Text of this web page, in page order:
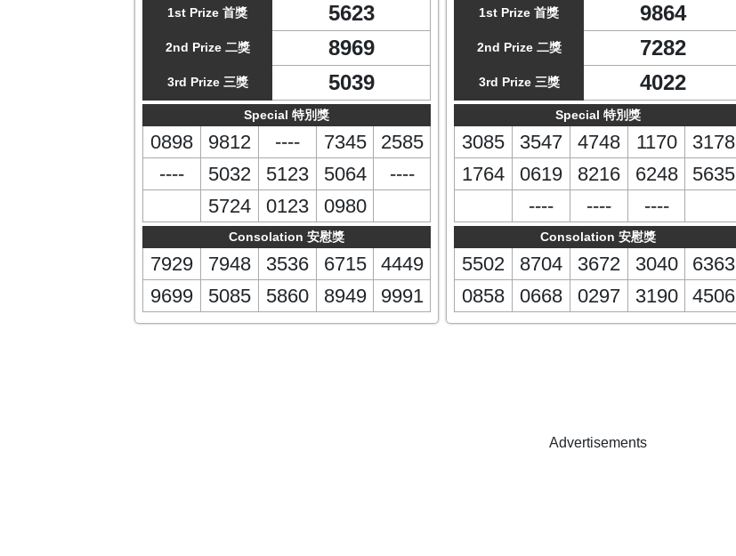
1st Prize 首獎 5623
2nd Prize 二獎 8969
3rd Prize 三獎 5039
Special 特別獎
0898 9812 ---- 7345
2585
----
5032 5123 5064
----
5724
0123 0980
Consolation 安慰獎
7929 7948 3536 6715
4449
9699
5085 5860 8949 9991
1st Prize 首獎 9864
2nd Prize 二獎 7282
3rd Prize 三獎 4022
Special 特別獎
3085 3547 4748 1170
3178
1764
0619 8216 6248
5635
----
---- ----
Consolation 安慰獎
5502 8704 3672 3040
6363
0858
0668 0297 3190 4506
Advertisements